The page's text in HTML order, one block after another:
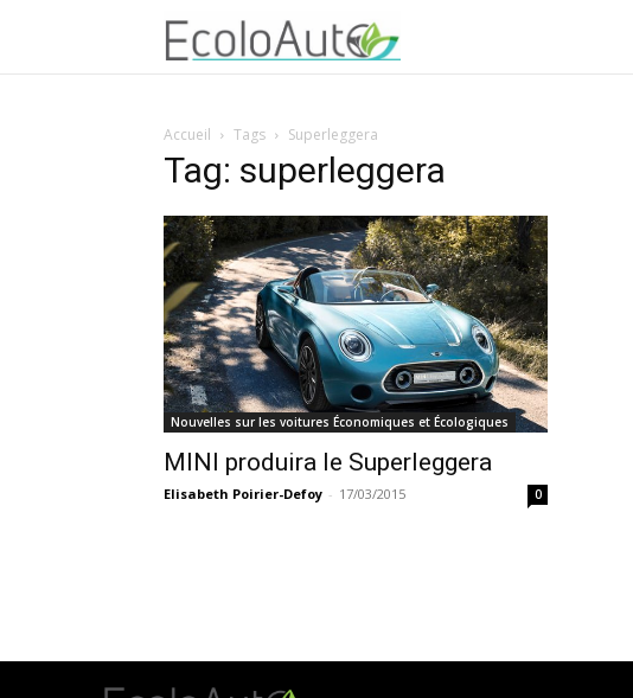
Accueil Tags Superleggera
Tag: superleggera
Nouvelles sur les voitures Économiques et Écologiques
MINI produira le Superleggera
Elisabeth Poirier-Defoy - 17/03/2015 0